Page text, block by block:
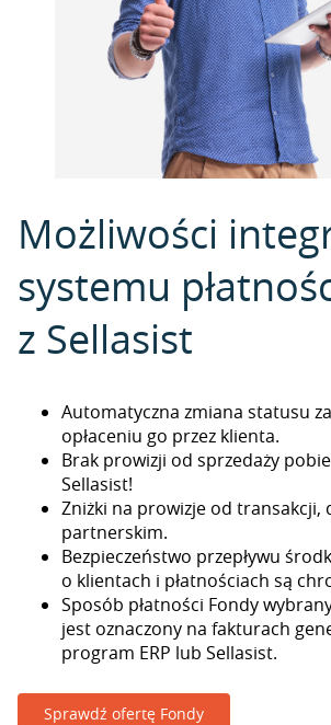
Możliwości
systemu
z Sellasist
Automatyczna zmiana statusu
opłaceniu go przez klienta.
Brak prowizji od sprzedaży
Sellasist!
Zniżki na prowizje od transakcji,
partnerskim.
Bezpieczeństwo przepływu
o klientach i płatnościach są
Sposób płatności Fondy
jest oznaczony na fakturach
program ERP lub Sellasist.
Sprawdź ofertę Fondy